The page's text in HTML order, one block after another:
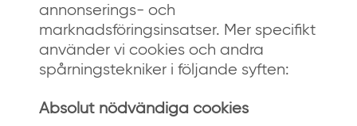
annonserings- och
marknadsföringsinsatser. Mer specifikt
använder vi cookies och andra
spårningstekniker i följande syften:
Absolut nödvändiga cookies